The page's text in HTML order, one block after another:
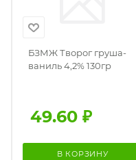
БЗМЖ Творог груша-
ваниль 4,2% 130гр
49.60 ₽
В КОРЗИНУ